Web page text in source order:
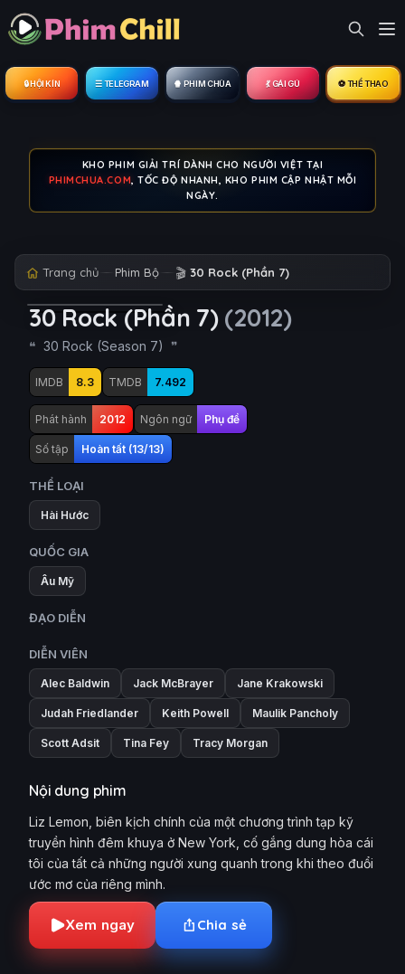
🔒︎ HỘI KÍN ☰ TELEGRAM 🍿 PHIM CHÙA 💃 GÁI GÚ ⚽ THỂ THAO
KHO PHIM GIẢI TRÍ DÀNH CHO NGƯỜI VIỆT TẠI
PHIMCHUA.COM, TỐC ĐỘ NHANH, KHO PHIM CẬP NHẬT MỖI
NGÀY.
Trang chủ Phim Bộ 🎬 30 Rock (Phần 7)
30 Rock (Phần 7) (2012)
30 Rock (Season 7)
IMDB 8.3 TMDB 7.492
Phát hành 2012 Ngôn ngữ Phụ đề
Số tập Hoàn tất (13/13)
THỂ LOẠI
Hài Hước
QUỐC GIA
Âu Mỹ
ĐẠO DIỄN
DIỄN VIÊN
Alec Baldwin Jack McBrayer Jane Krakowski
Judah Friedlander Keith Powell Maulik Pancholy
Scott Adsit Tina Fey Tracy Morgan
Nội dung phim
Liz Lemon, biên kịch chính của một chương trình tạp kỹ
truyền hình đêm khuya ở New York, cố gắng dung hòa cái
tôi của tất cả những người xung quanh trong khi theo đuổi
ước mơ của riêng mình.
Xem ngay Chia sẻ